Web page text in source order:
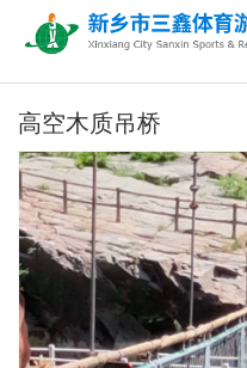
高空木质吊桥